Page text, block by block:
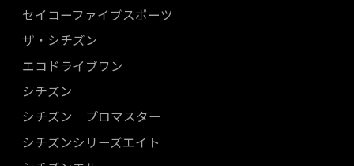
セイコーファイブスポーツ
ザ・シチズン
エコドライブワン
シチズン
シチズン プロマスター
シチズンシリーズエイト